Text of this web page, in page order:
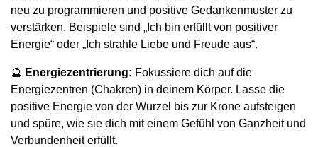
neu zu programmieren und positive Gedankenmuster zu
verstärken. Beispiele sind „Ich bin erfüllt von positiver
Energie“ oder „Ich strahle Liebe und Freude aus“.
🔮 Energiezentrierung: Fokussiere dich auf die
Energiezentren (Chakren) in deinem Körper. Lasse die
positive Energie von der Wurzel bis zur Krone aufsteigen
und spüre, wie sie dich mit einem Gefühl von Ganzheit und
Verbundenheit erfüllt.